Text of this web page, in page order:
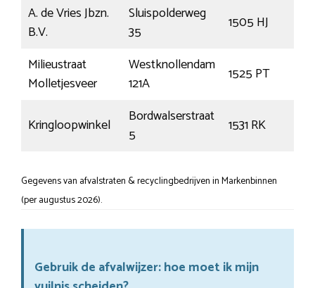
A. de Vries Jbzn.
B.V.
Sluispolderweg
35
1505 HJ
Milieustraat
Molletjesveer
Westknollendam
121A
1525 PT
Kringloopwinkel
Bordwalserstraat
5
1531 RK
Gegevens van afvalstraten & recyclingbedrijven in Markenbinnen
(per augustus 2026).
Gebruik de afvalwijzer: hoe moet ik mijn